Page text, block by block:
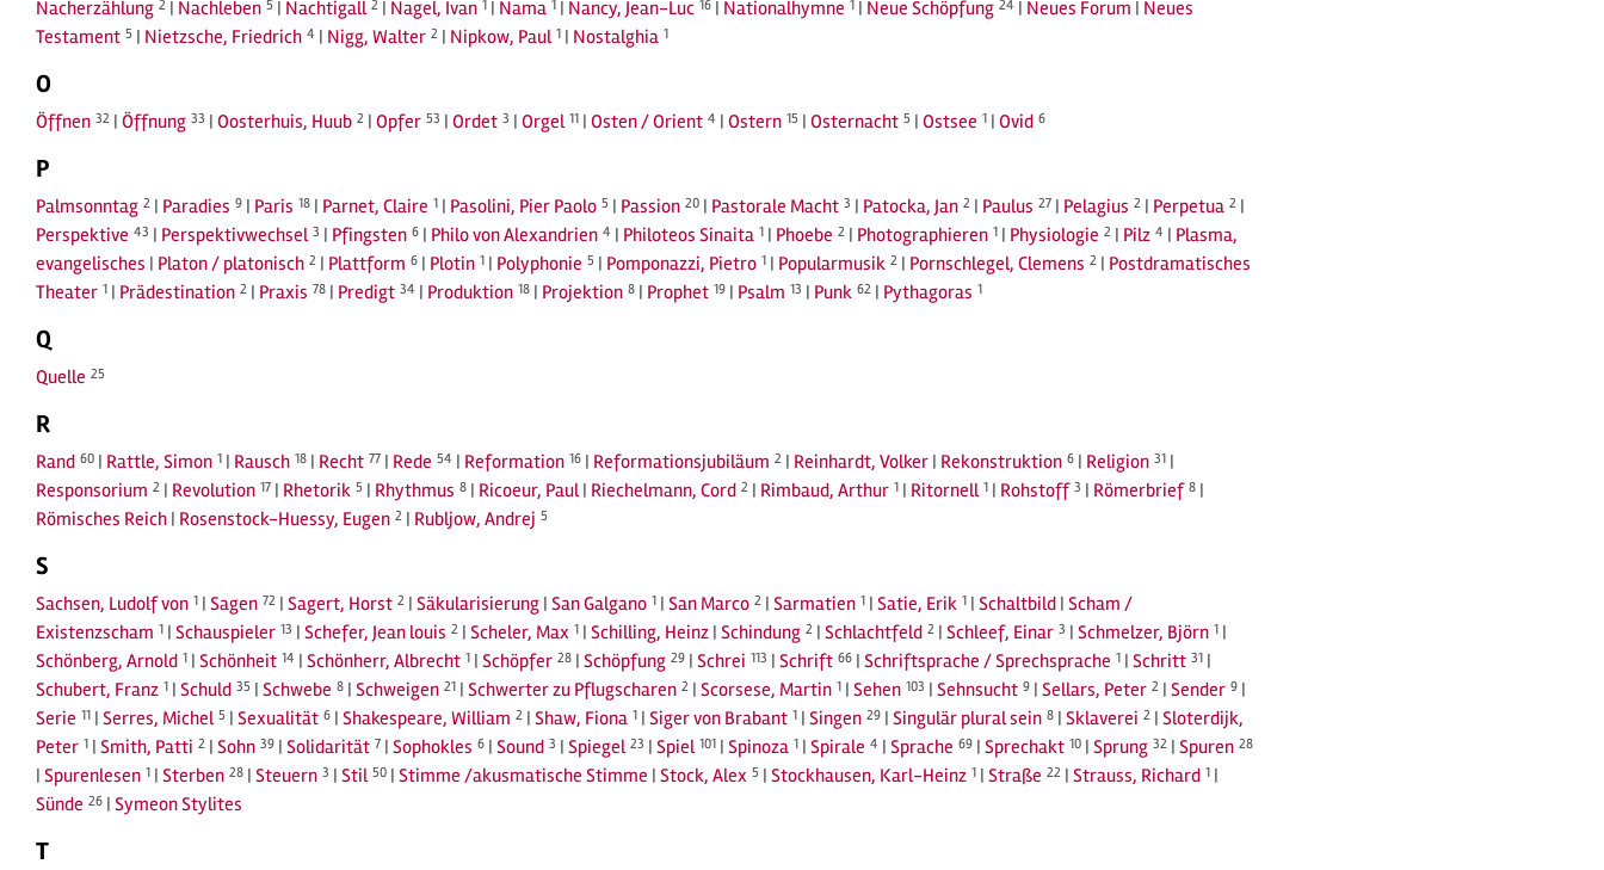
Nacherzählung 2 | Nachleben 5 | Nachtigall 2 | Nagel, Ivan 1 | Nama 1 | Nancy, Jean-Luc 16 | Nationalhymne 1 | Neue Schöpfung 24 | Neues Forum | Neues
Testament 5 | Nietzsche, Friedrich 4 | Nigg, Walter 2 | Nipkow, Paul 1 | Nostalghia 1
O
Öffnen 32 | Öffnung 33 | Oosterhuis, Huub 2 | Opfer 53 | Ordet 3 | Orgel 11 | Osten / Orient 4 | Ostern 15 | Osternacht 5 | Ostsee 1 | Ovid 6
P
Palmsonntag 2 | Paradies 9 | Paris 18 | Parnet, Claire 1 | Pasolini, Pier Paolo 5 | Passion 20 | Pastorale Macht 3 | Patocka, Jan 2 | Paulus 27 | Pelagius 2 | Perpetua 2 |
Perspektive 43 | Perspektivwechsel 3 | Pfingsten 6 | Philo von Alexandrien 4 | Philoteos Sinaita 1 | Phoebe 2 | Photographieren 1 | Physiologie 2 | Pilz 4 | Plasma,
evangelisches | Platon / platonisch 2 | Plattform 6 | Plotin 1 | Polyphonie 5 | Pomponazzi, Pietro 1 | Popularmusik 2 | Pornschlegel, Clemens 2 | Postdramatisches
Theater 1 | Prädestination 2 | Praxis 78 | Predigt 34 | Produktion 18 | Projektion 8 | Prophet 19 | Psalm 13 | Punk 62 | Pythagoras 1
Q
Quelle 25
R
Rand 60 | Rattle, Simon 1 | Rausch 18 | Recht 77 | Rede 54 | Reformation 16 | Reformationsjubiläum 2 | Reinhardt, Volker | Rekonstruktion 6 | Religion 31 |
Responsorium 2 | Revolution 17 | Rhetorik 5 | Rhythmus 8 | Ricoeur, Paul| Riechelmann, Cord 2 | Rimbaud, Arthur 1 | Ritornell 1 | Rohstoff 3 | Römerbrief 8 |
Römisches Reich | Rosenstock-Huessy, Eugen 2 | Rubljow, Andrej 5
S
Sachsen, Ludolf von 1 | Sagen 72 | Sagert, Horst 2 | Säkularisierung | San Galgano 1 | San Marco 2 | Sarmatien 1 | Satie, Erik 1 | Schaltbild | Scham /
Existenzscham 1 | Schauspieler 13 | Schefer, Jean louis 2 | Scheler, Max 1 | Schilling, Heinz | Schindung 2 | Schlachtfeld 2 | Schleef, Einar 3 | Schmelzer, Björn 1 |
Schönberg, Arnold 1 | Schönheit 14 | Schönherr, Albrecht 1 | Schöpfer 28 | Schöpfung 29 | Schrei 113 | Schrift 66 | Schriftsprache / Sprechsprache 1 | Schritt 31 |
Schubert, Franz 1 | Schuld 35 | Schwebe 8 | Schweigen 21 | Schwerter zu Pflugscharen 2 | Scorsese, Martin 1 | Sehen 103 | Sehnsucht 9 | Sellars, Peter 2 | Sender 9 |
Serie 11 | Serres, Michel 5 | Sexualität 6 | Shakespeare, William 2 | Shaw, Fiona 1 | Siger von Brabant 1 | Singen 29 | Singulär plural sein 8 | Sklaverei 2 | Sloterdijk,
Peter 1 | Smith, Patti 2 | Sohn 39 | Solidarität 7 | Sophokles 6 | Sound 3 | Spiegel 23 | Spiel 101 | Spinoza 1 | Spirale 4 | Sprache 69 | Sprechakt 10 | Sprung 32 | Spuren 28
| Spurenlesen 1 | Sterben 28 | Steuern 3 | Stil 50 | Stimme /akusmatische Stimme | Stock, Alex 5 | Stockhausen, Karl-Heinz 1 | Straße 22 | Strauss, Richard 1 |
Sünde 26 | Symeon Stylites
T